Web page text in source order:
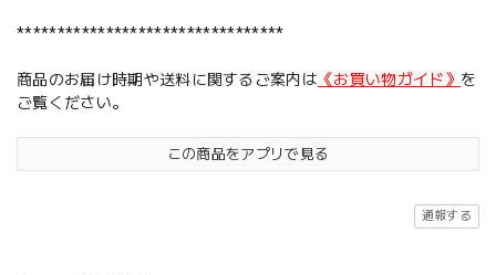
*********************************
商品のお届け時期や送料に関するご案内は 《お買い物ガイド》 を
ご覧ください。
この商品をアプリで見る
通報する